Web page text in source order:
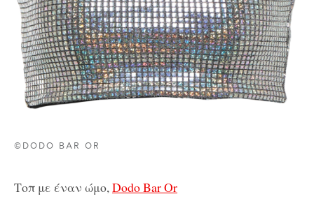
©DODO BAR OR
Τοπ με έναν ώμο,Dodo Bar Or